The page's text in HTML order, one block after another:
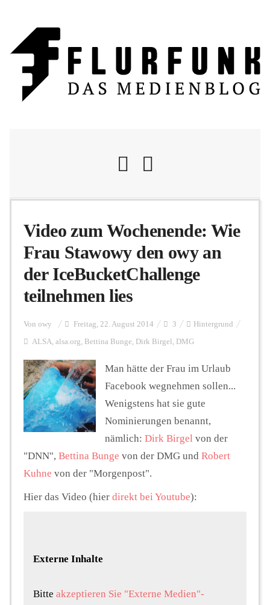
Nachrichten
Flurschelte
Personalien
Hintergrund
FUNKTURM-Beiträge
Podcast
Video zum Wochenende: Wie
Frau Stawowy den owy an
der IceBucketChallenge
teilnehmen lies
Von owy Freitag, 22. August 2014 3 Hintergrund
ALSA, alsa.org, Bettina Bunge, Dirk Birgel , DMG
Man hätte der Frau im Urlaub
Facebook wegnehmen sollen...
Wenigstens hat sie gute
Nominierungen benannt,
nämlich: Dirk Birgel von der
"DNN", Bettina Bunge von der DMG und Robert
Kuhne von der "Morgenpost".
Hier das Video (hier direkt bei Youtube):
Externe Inhalte
Bitte akzeptieren Sie "Externe Medien"-